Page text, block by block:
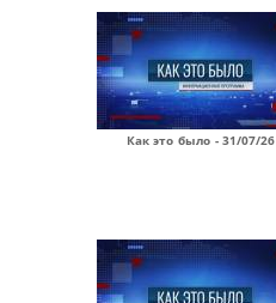
Как это было - 31/07/26